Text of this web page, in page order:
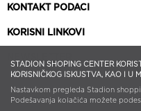
STADION SHOPING CENTER
KORISNIČKOG ISKUSTVA, KAO I U
Nastavkom pregleda Stadion
Podešavanja kolačića možete
KONTAKT PODACI
KORISNI LINKOVI
© 2026 STADION SHOPPING